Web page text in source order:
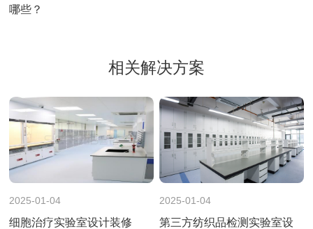
哪些？
相关解决方案
2025-01-04
细胞治疗实验室设计装修
2025-01-04
第三方纺织品检测实验室设